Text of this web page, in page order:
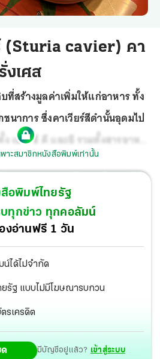
(Sturia cavier) คา
งเศส
ที่สร้างมูลค่าเพิ่มให้แก่อาหาร ทั้ง
นาการ ซึ่งคาเวียร์สีดำนั้นอุดมไป
เอ บี ซี ดี และอี รวมทั้งสารอาหาร
โปแตสเซียม โซเดียม และ
วเสริมรสชาติให้อาหารอร่อยล้ำ
จำกัดวงอร่อยอยู่แต่อาหารโซนชาติ
าคากิ คะซูโอะ เชฟที่ปรึกษาและ
งอาหารคินู บาย ทาคากิ โรงแรม
งเทพฯ ได้ร่วมกับ สตูเรีย (Sturia)
ำตำราการทำอาหารญี่ปุ่นโดยมีคา
แล้วต้องบอกว่า “โออิชิ” เลยที
พาะสมาชิกหนังสือพิมพ์เท่านั้น
อพิมพ์ไทยรัฐ
บทุกข่าว ทุกคอลัมน์
งอ่านฟรี 1 วัน
น์ได้ไม่จำกัด
ยรัฐ แบบไม่มีโฆษณารบกวน
รเครดิต
ด มีบัญชีอยู่แล้ว? เข้าสู่ระบบ